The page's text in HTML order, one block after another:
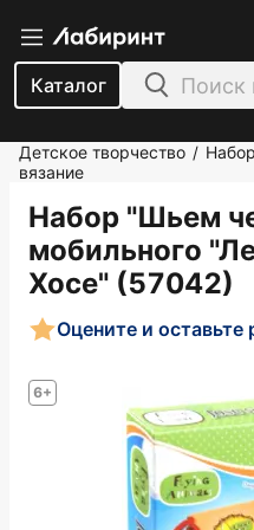
Каталог
Детское творчество /
вязание
Набор "Шьем
мобильного
Хосе" (57042)
6+
Оцените и оставьте